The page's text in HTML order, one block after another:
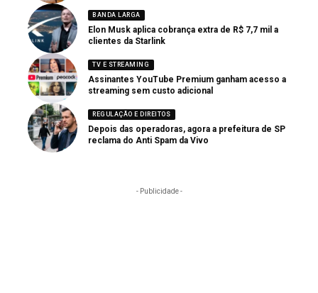
BANDA LARGA
Elon Musk aplica cobrança extra de R$ 7,7 mil a
clientes da Starlink
TV E STREAMING
Assinantes YouTube Premium ganham acesso a
streaming sem custo adicional
REGULAÇÃO E DIREITOS
Depois das operadoras, agora a prefeitura de SP
reclama do Anti Spam da Vivo
- Publicidade -